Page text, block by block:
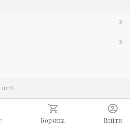
Корзина Войти